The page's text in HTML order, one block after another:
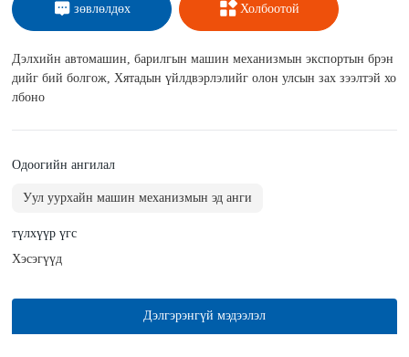
зөвлөлдөх Холбоотой
Дэлхийн автомашин, барилгын машин механизмын экспортын брэн
дийг бий болгож, Хятадын үйлдвэрлэлийг олон улсын зах зээлтэй хо
лбоно
Одоогийн ангилал
Уул уурхайн машин механизмын эд анги
түлхүүр үгс
Хэсэгүүд
Дэлгэрэнгүй мэдээлэл